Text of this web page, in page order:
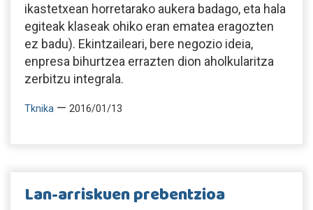
ikastetxean horretarako aukera badago, eta hala
egiteak klaseak ohiko eran ematea eragozten
ez badu). Ekintzaileari, bere negozio ideia,
enpresa bihurtzea errazten dion aholkularitza
zerbitzu integrala.
Tknika — 2016/01/13
Lan-arriskuen prebentzioa